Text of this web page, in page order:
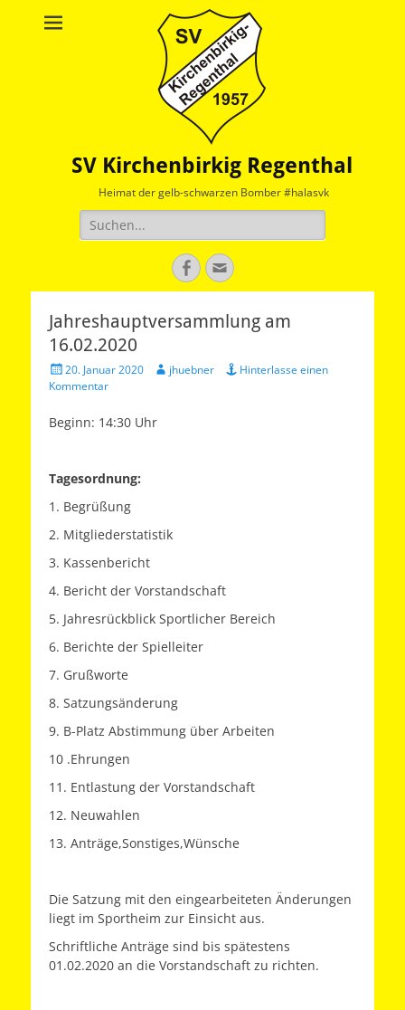
SV Kirchenbirkig Regenthal
Heimat der gelb-schwarzen Bomber #halasvk
Suche
nach:
Facebook
E-
Mail
Jahreshauptversammlung am
16.02.2020
Veröffentlicht
am
20. Januar 2020 Autorjhuebner
Hinterlasse einen
Kommentar
Beginn: 14:30 Uhr
Tagesordnung:
1. Begrüßung
2. Mitgliederstatistik
3. Kassenbericht
4. Bericht der Vorstandschaft
5. Jahresrückblick Sportlicher Bereich
6. Berichte der Spielleiter
7. Grußworte
8. Satzungsänderung
9. B-Platz Abstimmung über Arbeiten
10 .Ehrungen
11. Entlastung der Vorstandschaft
12. Neuwahlen
13. Anträge,Sonstiges,Wünsche
Die Satzung mit den eingearbeiteten Änderungen
liegt im Sportheim zur Einsicht aus.
Schriftliche Anträge sind bis spätestens
01.02.2020 an die Vorstandschaft zu richten.